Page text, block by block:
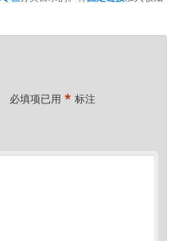
必填项已用* 标注